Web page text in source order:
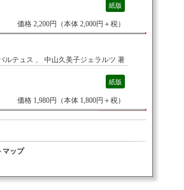
紙版
価格 2,200円（本体 2,000円＋税）
ルテュス 、 中山久美子ジェラルツ 著
紙版
価格 1,980円（本体 1,800円＋税）
マップ